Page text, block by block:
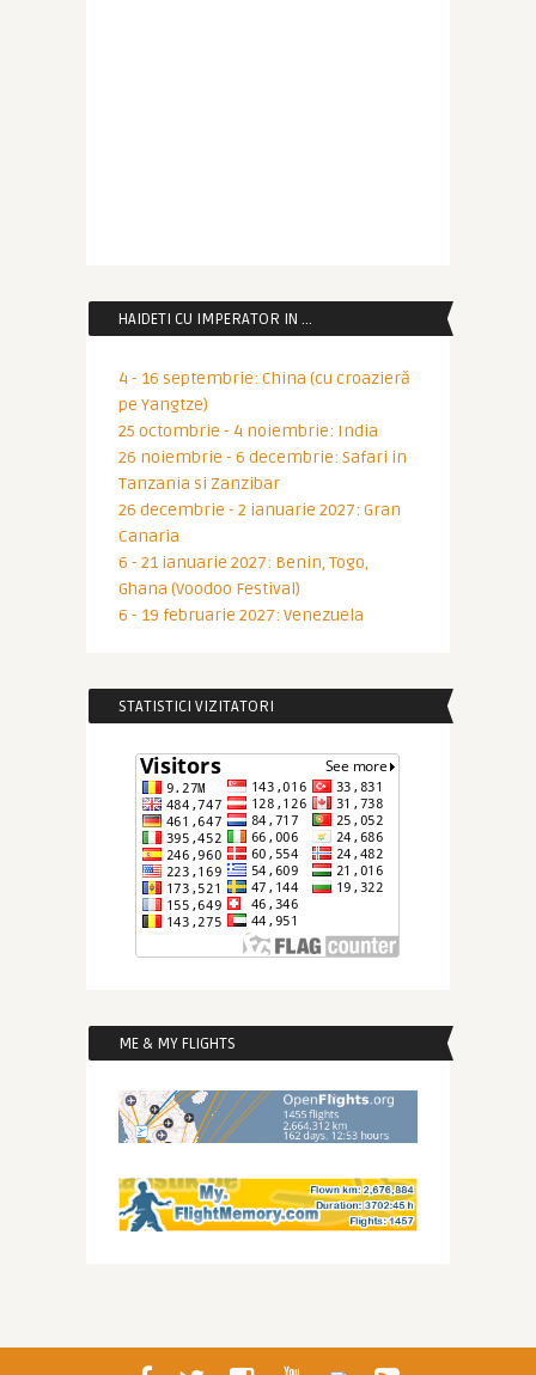
HAIDETI CU IMPERATOR IN …
4 - 16 septembrie: China (cu croazieră
pe Yangtze)
25 octombrie - 4 noiembrie: India
26 noiembrie - 6 decembrie: Safari in
Tanzania si Zanzibar
26 decembrie - 2 ianuarie 2027: Gran
Canaria
6 - 21 ianuarie 2027: Benin, Togo,
Ghana (Voodoo Festival)
6 - 19 februarie 2027: Venezuela
STATISTICI VIZITATORI
ME & MY FLIGHTS